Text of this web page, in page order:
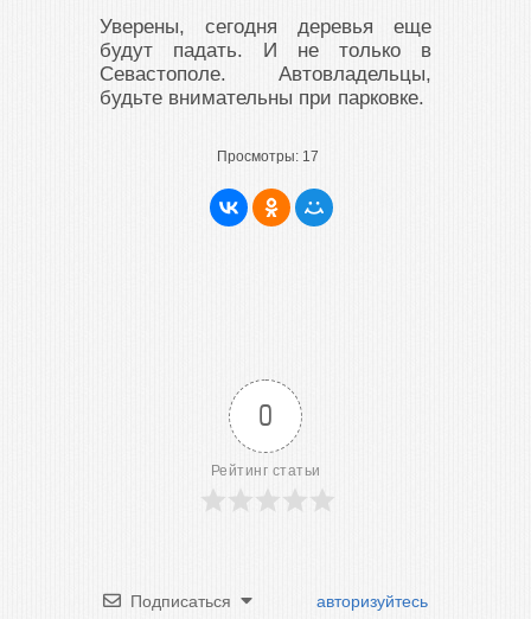
Уверены, сегодня деревья еще
будут падать. И не только в
Севастополе. Автовладельцы,
будьте внимательны при парковке.
Просмотры: 17
0
Рейтинг статьи
Подписаться авторизуйтесь